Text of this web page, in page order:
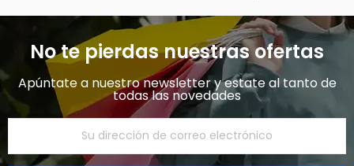
No te pierdas nuestras ofertas
Apúntate a nuestro newsletter y estate al tanto de
todas las novedades​